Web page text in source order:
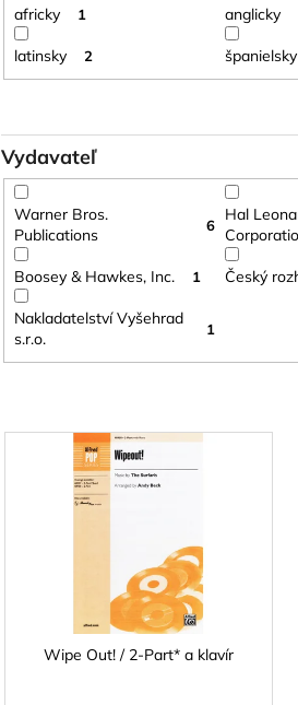
africky 1 anglicky
latinsky 2 španielsky
Vydavateľ
Warner Bros.
Publications
6
Hal
Boosey & Hawkes, Inc. 1 Český
Nakladatelství Vyšehrad
s.r.o.
1
V
Wipe Out! / 2-Part* a klavír